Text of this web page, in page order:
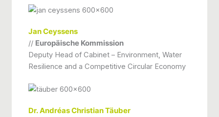
Jan Ceyssens
// Europäische Kommission
Deputy Head of Cabinet – Environment, Water
Resilience and a Competitive Circular Economy
Dr. Andréas Christian Täuber